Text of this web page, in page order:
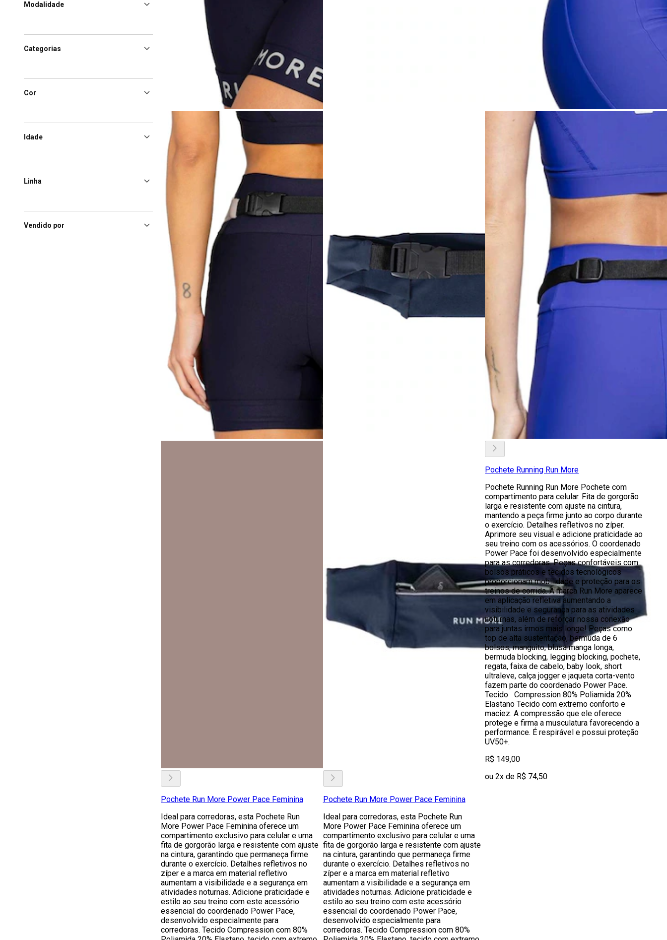
Modalidade
Categorias
Cor
Idade
Linha
Vendido por
Pochete Run More Power Pace Feminina
Ideal para corredoras, esta Pochete Run
More Power Pace Feminina oferece um
compartimento exclusivo para celular e uma
fita de gorgorão larga e resistente com ajuste
na cintura, garantindo que permaneça firme
durante o exercício. Detalhes refletivos no
zíper e a marca em material refletivo
aumentam a visibilidade e a segurança em
atividades noturnas. Adicione praticidade e
estilo ao seu treino com este acessório
essencial do coordenado Power Pace,
desenvolvido especialmente para
corredoras. Tecido Compression com 80%
Pochete Run More Power Pace Feminina
Ideal para corredoras, esta Pochete Run
More Power Pace Feminina oferece um
compartimento exclusivo para celular e uma
fita de gorgorão larga e resistente com ajuste
na cintura, garantindo que permaneça firme
durante o exercício. Detalhes refletivos no
zíper e a marca em material refletivo
aumentam a visibilidade e a segurança em
atividades noturnas. Adicione praticidade e
estilo ao seu treino com este acessório
essencial do coordenado Power Pace,
desenvolvido especialmente para
corredoras. Tecido Compression com 80%
Pochete Running Run More
Pochete Running Run More Pochete com
compartimento para celular. Fita de gorgorão
larga e resistente com ajuste na cintura,
mantendo a peça firme junto ao corpo durante
o exercício. Detalhes refletivos no zíper.
Aprimore seu visual e adicione praticidade ao
seu treino com os acessórios. O coordenado
Power Pace foi desenvolvido especialmente
para as corredoras. Peças confortáveis com
bolsos práticos e tecidos tecnológicos
proporcionam mobilidade e proteção para os
treinos de corrida. A marca Run More aparece
em aplicação refletiva aumentando a
visibilidade e segurança para as atividades
noturnas, além de reforçar nossa conexão
para juntas irmos mais longe! Peças como
top de alta sustentação, bermuda de 6
bolsos, manguito, blusa manga longa,
bermuda blocking, legging blocking, pochete,
regata, faixa de cabelo, baby look, short
ultraleve, calça jogger e jaqueta corta-vento
fazem parte do coordenado Power Pace.
Tecido Compression 80% Poliamida 20%
Elastano Tecido com extremo conforto e
maciez. A compressão que ele oferece
protege e firma a musculatura favorecendo a
performance. É respirável e possui proteção
UV50+.
R$ 149,00
ou 2x de R$ 74,50